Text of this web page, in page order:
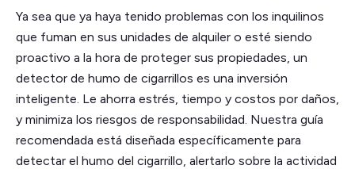
Ya sea que ya haya tenido problemas con los inquilinos
que fuman en sus unidades de alquiler o esté siendo
proactivo a la hora de proteger sus propiedades, un
detector de humo de cigarrillos es una inversión
inteligente. Le ahorra estrés, tiempo y costos por daños,
y minimiza los riesgos de responsabilidad. Nuestra guía
recomendada está diseñada específicamente para
detectar el humo del cigarrillo, alertarlo sobre la actividad